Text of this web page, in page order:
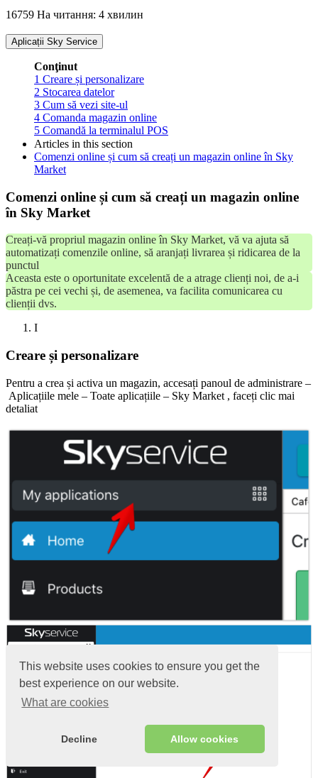
This website uses cookies to ensure you get the
best experience on our website.
What are cookies
Decline Allow cookies
16759 На читання: 4 хвилин
Aplicații Sky Service
Conţinut
1 Creare și personalizare
2 Stocarea datelor
3 Cum să vezi site-ul
4 Comanda magazin online
5 Comandă la terminalul POS
Articles in this section
Comenzi online și cum să creați un magazin online în Sky
Market
Comenzi online și cum să creați un magazin online
în Sky Market
Creați-vă propriul magazin online în Sky Market, vă va ajuta să
automatizați comenzile online, să aranjați livrarea și ridicarea de la
punctul
Aceasta este o oportunitate excelentă de a atrage clienți noi, de a-i
păstra pe cei vechi și, de asemenea, va facilita comunicarea cu
clienții dvs.
I
Creare și personalizare
Pentru a crea și activa un magazin, accesați panoul de administrare –
Aplicațiile mele – Toate aplicațiile – Sky Market , faceți clic mai
detaliat